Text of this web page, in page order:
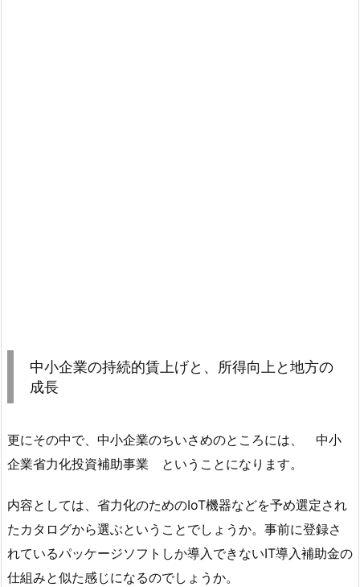
中小企業の持続的賃上げと、所得向上と地方の
成長
更にその中で、中小企業のちいさめのところには、 中小
企業省力化投資補助事業 ということになります。
内容としては、 省力化のためのIoT機器などを予め選定され
たカタログから選ぶということでしょうか。事前に登録さ
れているパッケージソフトしか導入できないIT導入補助金の
仕組みと似た感じになるのでしょうか。